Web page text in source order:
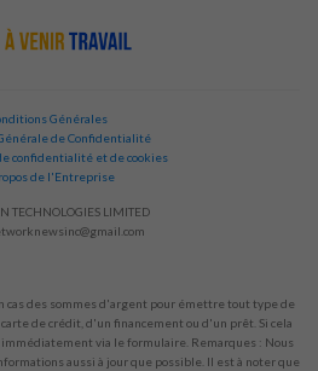
Générales
de Confidentialité
confidentialité et de cookies
de l'Entreprise
TECHNOLOGIES LIMITED
cas des sommes d'argent pour émettre tout type de
de crédit, d'un financement ou d'un prêt. Si cela
via le formulaire. Remarques : Nous
aussi à jour que possible. Il est à noter que